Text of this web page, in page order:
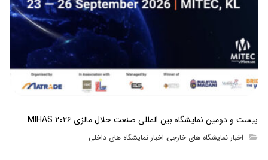
بیست و دومین نمایشگاه بین المللی صنعت حلال مالزی MIHAS ۲۰۲۶
اخبار نمایشگاه های خارجی, اخبار نمایشگاه های داخلی